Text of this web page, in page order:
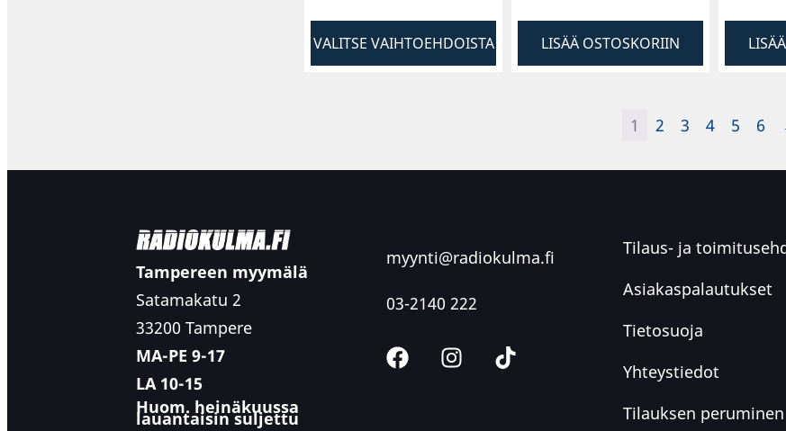
VALITSE VAIHTOEHDOISTA LISÄÄ OSTOSKORIIN
1 2 3 4 5 6
Tampereen myymälä
Satamakatu 2
33200 Tampere
MA-PE 9-17
LA 10-15
Huom. heinäkuussa
lauantaisin suljettu
myynti@radiokulma.fi
03-2140 222
Tilaus- ja
Asiakaspalautukset
Tietosuoja
Yhteystiedot
Tilauksen peruminen